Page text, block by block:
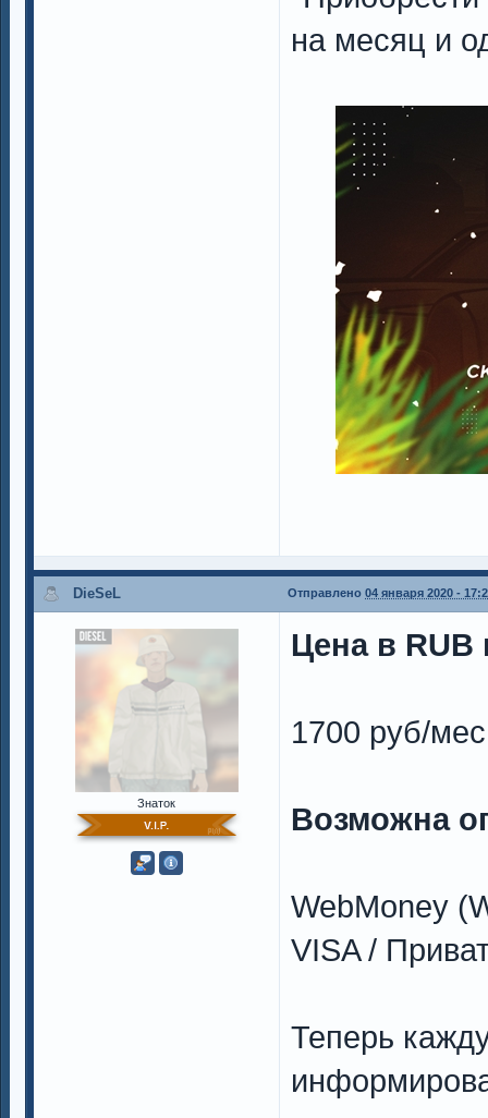
на месяц и
DieSeL Отправлено 04 января 2020 -
Знаток
Цена в RUB
1700 руб/мес
Возможна
WebMoney
VISA /
Теперь